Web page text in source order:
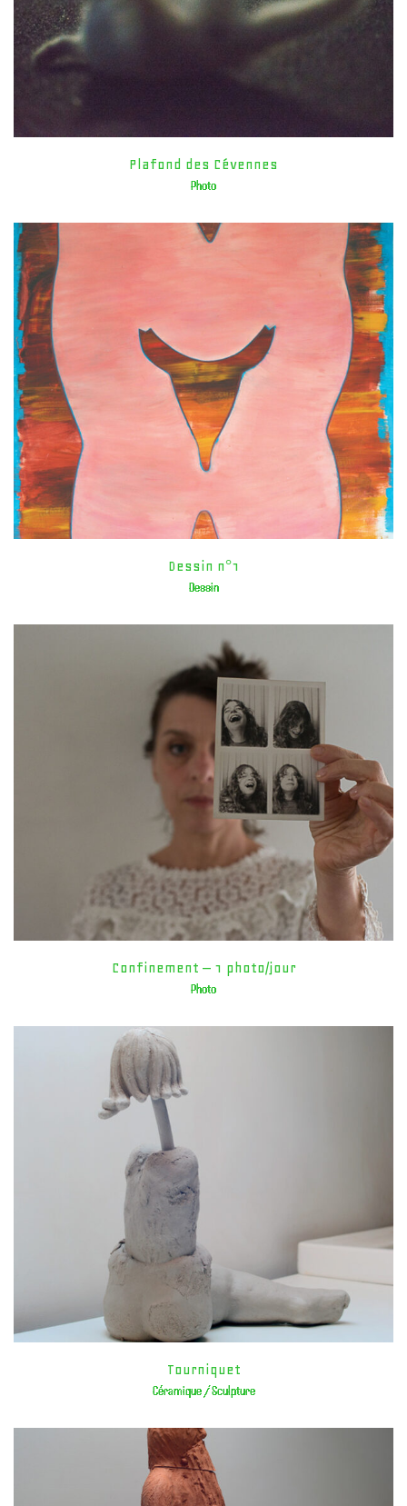
Plafond des Cévennes
Photo
Dessin n°1
Dessin
Confinement – 1 photo/jour
Photo
Tourniquet
Céramique / Sculpture